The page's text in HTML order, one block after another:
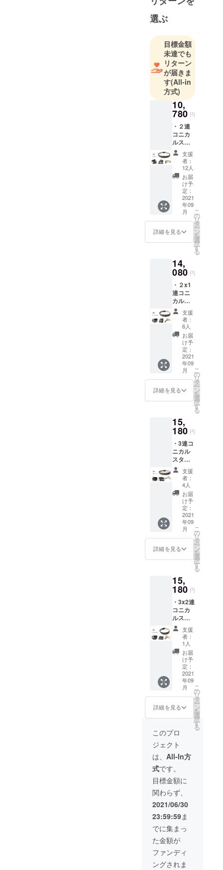
付を行い、
Wendy's of
Londonなど
現地のメー
カーとの親
交も深い。
他にも１cm
単位からの
オリジナル
のオーダメ
イド革ジャ
ンをメイン
に運営して
おります。
選ぶ
目標金額
未達でも
リターン
が届きま
す(All-in
方式)
10,
780 円
・２連
コニカ
ルス
タッズ
ベルト
１本 ・
クラウ
ドファ
ンディ
ング限
定特典
あり
（詳細
は本文
にてご
確認く
い） ・
店主よ
り心を
込めた
お礼の
メール
をお送
りいた
しま
す。 ・
カラー
と素
材：表
レザー/
ブラッ
ク x ス
タッズ /
メ革 / ナ
チュラ
ル ・送
料込み
・税抜
き価格
¥9800
支援
者：
12人
お届
け予
定：
2021
年09
月
詳細を見る
こ
の
リ
タ
ー
ン
を
選
択
す
る
14,
080 円
・２x1
連コニ
カルス
タッズ
ベルト
１本。
・クラ
ウド
ファン
ディン
グ限定
特典あ
り（詳
細は本
文にて
ご確認
い） ・
店主よ
り心を
込めた
お礼の
メール
をお送
りいた
しま
す。 ・
ラー：
表レ
ザー/ブ
ラック
x ス
タッズ /
メ革 / ナ
チュラ
ル ・送
料込み
・税抜
き価格
¥12800
支援
者：
6人
お届
け予
定：
2021
年09
月
詳細を見る
こ
の
リ
タ
ー
ン
を
選
択
す
る
15,
180 円
・3連コ
ニカル
スタッ
ズベル
ト１
本。 ・
クラウ
ドファ
ンディ
ング限
定特典
あり
（詳細
は本文
にてご
確認く
い） ・
店主よ
り心を
込めた
お礼の
メール
をお送
りいた
しま
す。 ・
ラー：
表レ
ザー/ブ
ラック
x ス
タッズ /
裏面ヌ
メ革 / ナ
チュラ
ル ・送
料込み
・税抜
き価格
¥13800
支援
者：
4人
お届
け予
定：
2021
年09
月
詳細を見る
こ
の
リ
タ
ー
ン
を
選
択
す
る
15,
180 円
・3x2連
コニカ
ルス
タッズ
ベルト
１本。
・クラ
ウド
ファン
ディン
グ限定
特典あ
り（詳
細は本
文にて
ご確認
くださ
い） ・
店主よ
り心を
込めた
お礼の
メール
をお送
りいた
しま
す。 ・
カ
ラー：
表レ
ザー/ブ
ラック
x ス
タッズ /
支援
者：
1人
お届
け予
定：
2021
年09
月
詳細を見る
こ
の
リ
タ
ー
ン
を
選
択
す
る
このプロ
ジェクト
は、 All-In方
式です。
目標金額に
関わらず、
2021/06/30
23:59:59ま
でに集まっ
た金額が
ファンディ
ングされま